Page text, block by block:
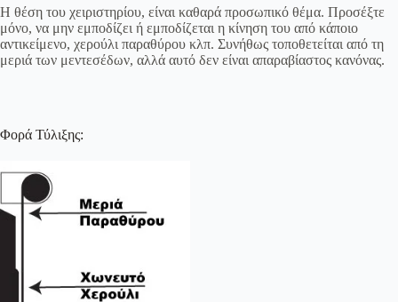
Η θέση του χειριστηρίου, είναι καθαρά προσωπικό θέμα. Προσέξτε
μόνο, να μην εμποδίζει ή εμποδίζεται η κίνηση του από κάποιο
αντικείμενο, χερούλι παραθύρου κλπ. Συνήθως τοποθετείται από τη
μεριά των μεντεσέδων, αλλά αυτό δεν είναι απαραβίαστος κανόνας.
Φορά Τύλιξης: